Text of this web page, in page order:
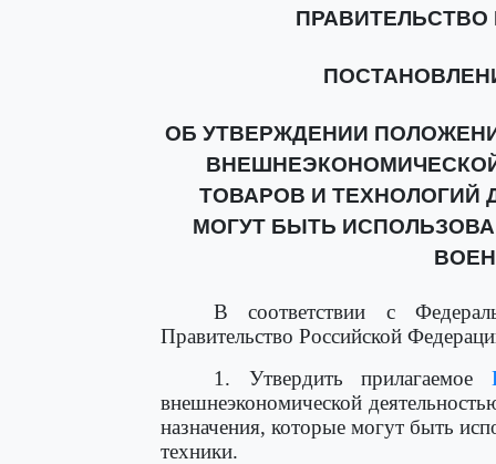
ОБ УТВЕРЖДЕНИИ
ТОВАРОВ И ТЕХНОЛОГИЙ
МОГУТ БЫТЬ
В соответствии с
Правительство Российской
1. Утвердить прилагаемое
внешнеэкономической
назначения, которые могут быть
техники.